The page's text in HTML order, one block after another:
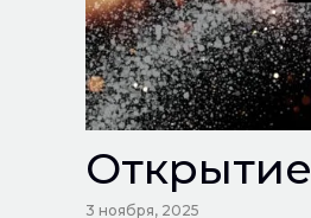
3 ноября, 2025